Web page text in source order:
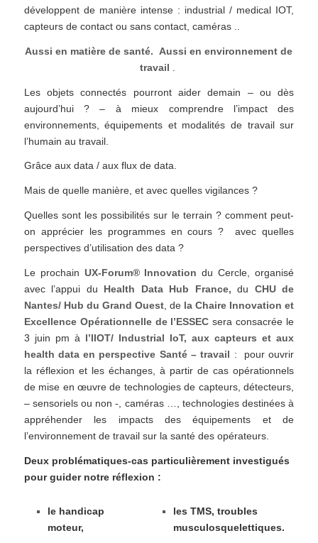
développent de manière intense : industrial / medical IOT,
capteurs de contact ou sans contact, caméras ..
Aussi en matière de santé. Aussi en environnement de
travail
Les objets connectés pourront aider demain – ou dès
aujourd’hui ? – à mieux comprendre l’impact des
environnements, équipements et modalités de travail sur
l’humain au travail.
Grâce aux data / aux flux de data.
Mais de quelle manière, et avec quelles vigilances ?
Quelles sont les possibilités sur le terrain ? comment peut-
on apprécier les programmes en cours ? avec quelles
perspectives d’utilisation des data ?
Le prochain UX-Forum® Innovation du Cercle, organisé
avec l’appui du Health Data Hub France, du CHU de
Nantes/ Hub du Grand Ouest, de la Chaire Innovation et
Excellence Opérationnelle de l’ESSEC sera consacrée le
3 juin pm à l’IIOT/ Industrial IoT, aux capteurs et aux
health data en perspective Santé – travail : pour ouvrir
la réflexion et les échanges, à partir de cas opérationnels
de mise en œuvre de technologies de capteurs, détecteurs,
– sensoriels ou non -, caméras …, technologies destinées à
appréhender les impacts des équipements et de
l’environnement de travail sur la santé des opérateurs.
Deux problématiques-cas particulièrement investigués
pour guider notre réflexion :
le handicap
moteur,
les TMS, troubles
musculosquelettiques.